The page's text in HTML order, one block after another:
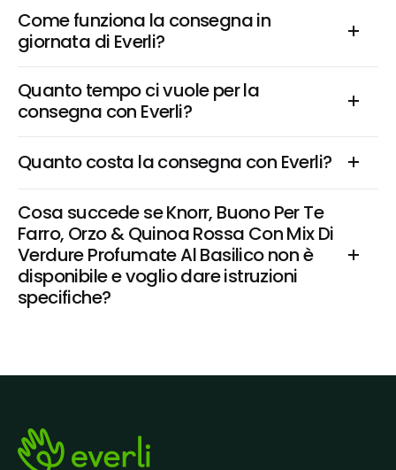
Come funziona la consegna in
giornata di Everli?
Quanto tempo ci vuole per la
consegna con Everli?
Quanto costa la consegna con Everli?
Cosa succede se Knorr, Buono Per Te
Farro, Orzo & Quinoa Rossa Con Mix Di
Verdure Profumate Al Basilico non è
disponibile e voglio dare istruzioni
specifiche?